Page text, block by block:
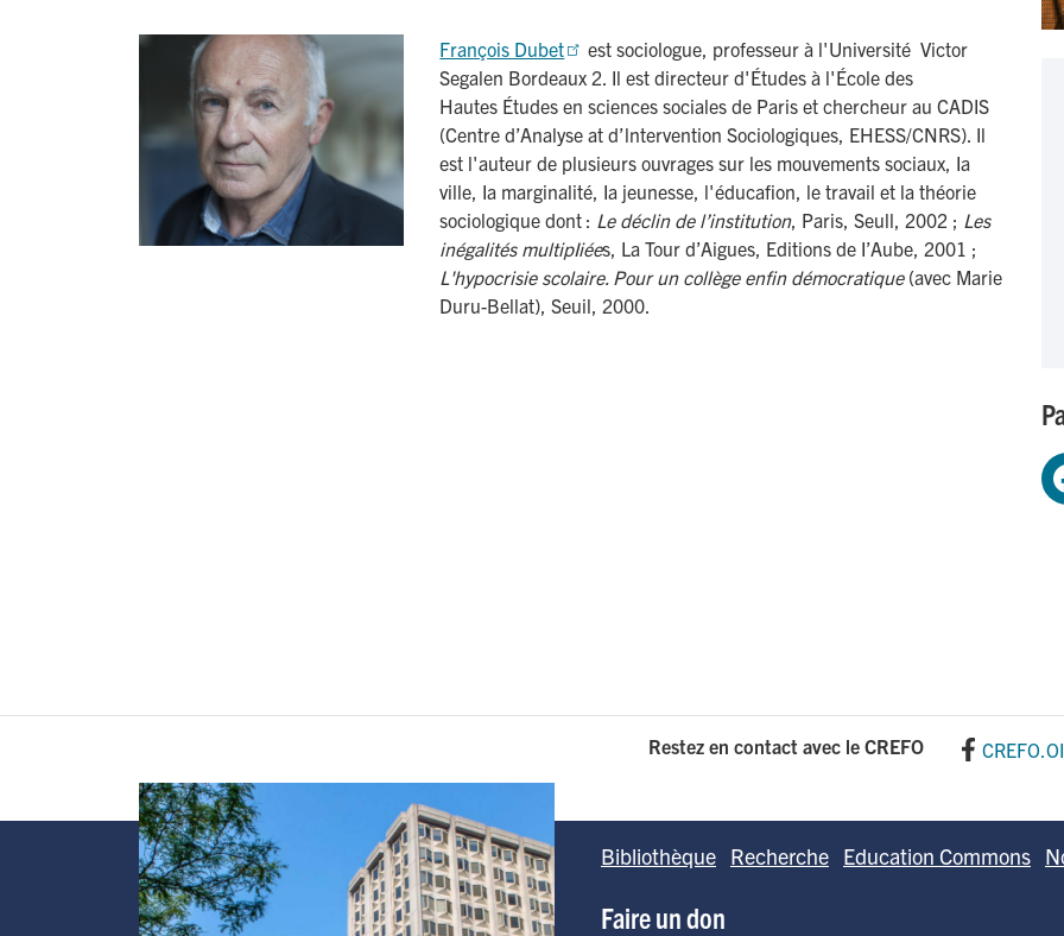
François Dubet
est sociologue, professeur à l'Université Victor
Segalen Bordeaux 2. Il est directeur d'Études à l'École des
Hautes Études en sciences sociales de Paris et chercheur au CADIS
(Centre d’Analyse at d’lntervention Sociologiques, EHESS/CNRS). Il
est l'auteur de plusieurs ouvrages sur les mouvements sociaux, Ia
ville, Ia marginalité, Ia jeunesse, l'éducafion, le travail et la théorie
sociologique dont : Le déclin de l’institution, Paris, Seull, 2002 ; Les
inégalités multipIiées, La Tour d’Aigues, Editions de I’Aube, 2001 ;
L'hypocrisie scolaire. Pour un collège enfin démocratique (avec Marie
Duru-Bellat), Seuil, 2000.
Restez en contact avec le CREFO
Bibliothèque Recherche Education Commons
Faire un don